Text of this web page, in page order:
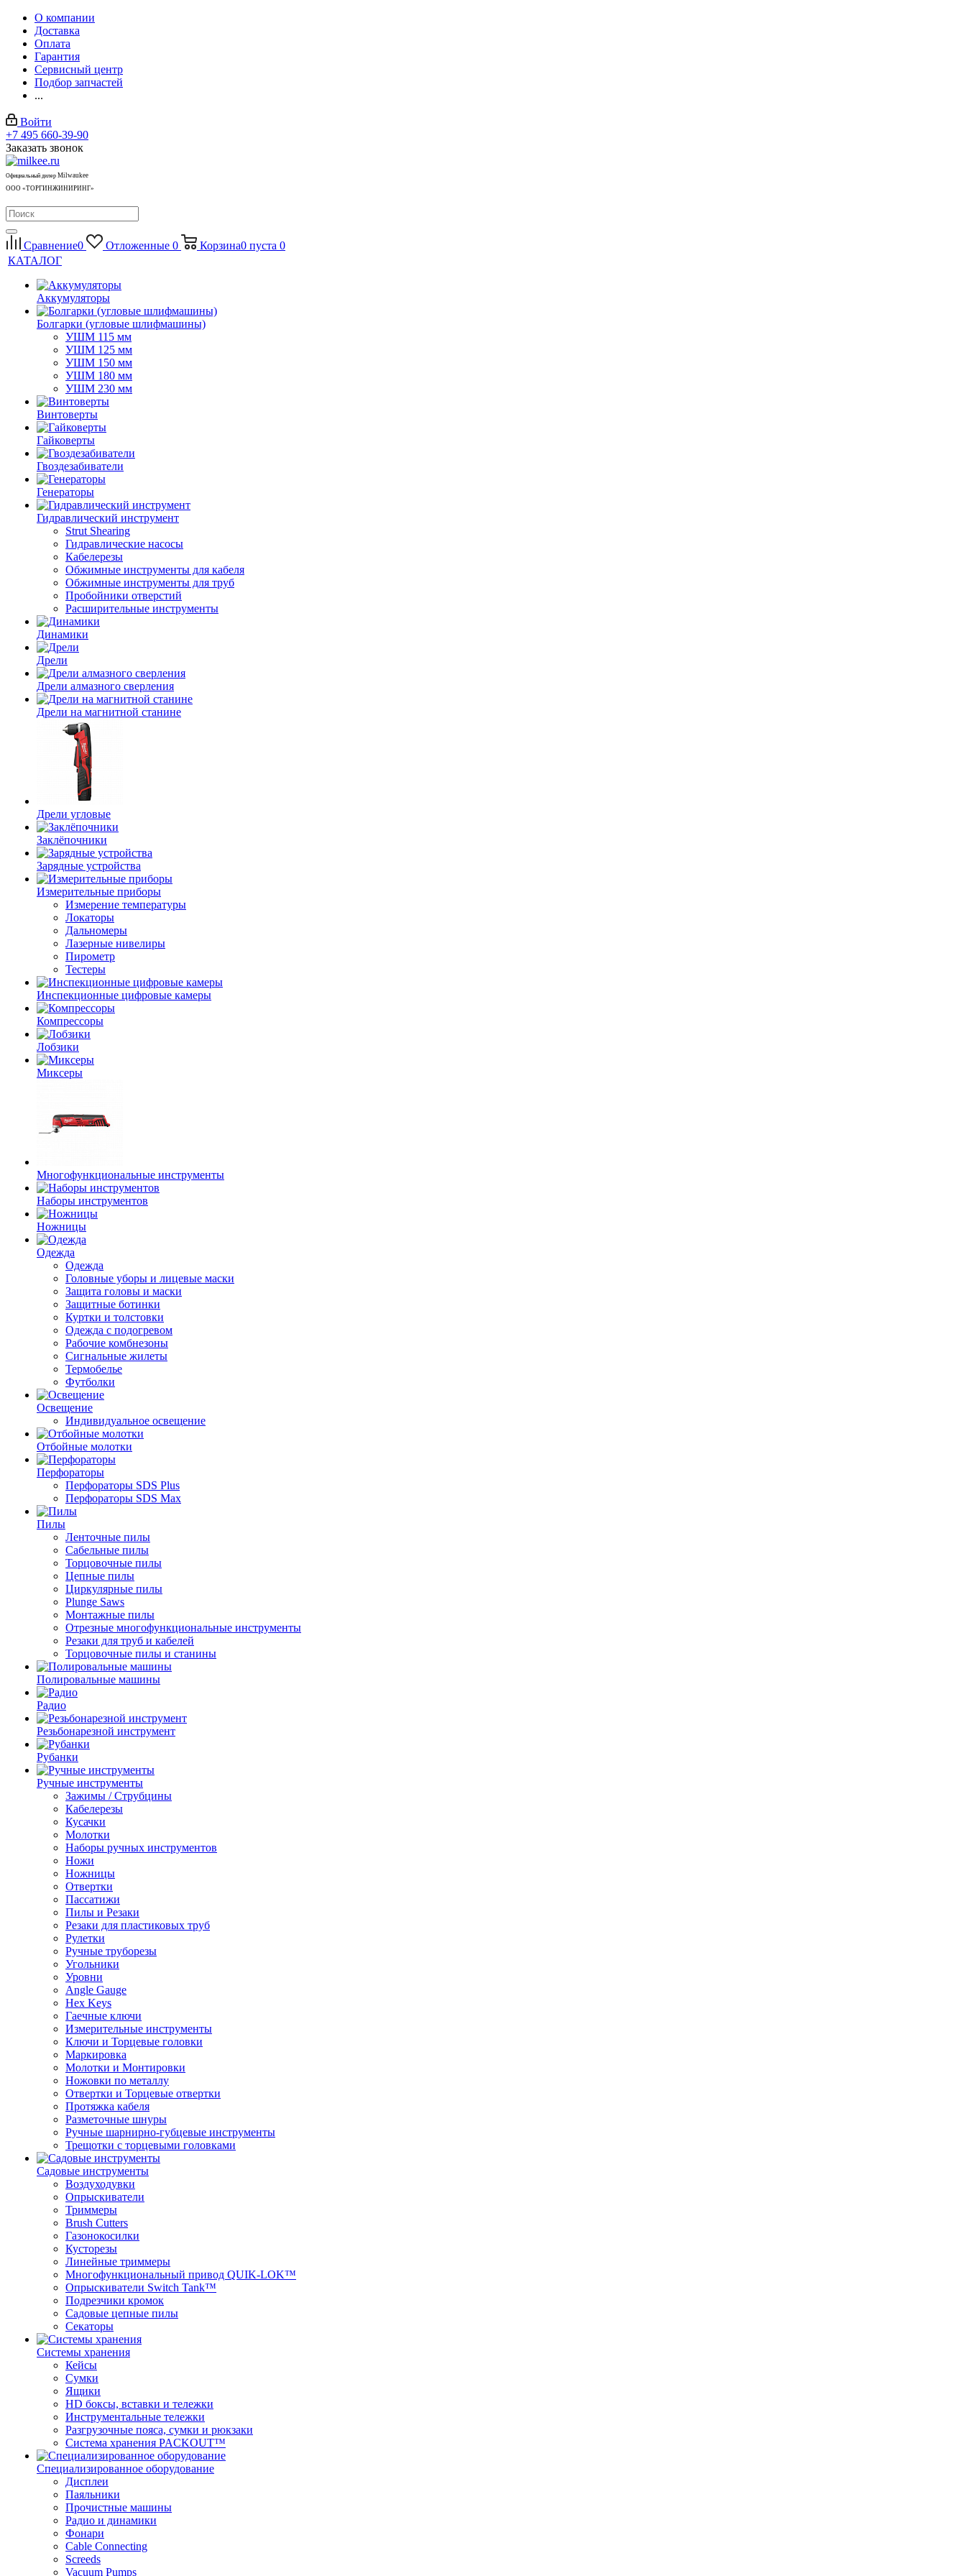
О компании
Доставка
Оплата
Гарантия
Сервисный центр
Подбор запчастей
...
Войти
+7 495 660-39-90
Заказать звонок
Официальный дилер Milwaukee
ООО «ТОРГИНЖИНИРИНГ»
Сравнение0 Отложенные 0 Корзина0 пуста 0
КАТАЛОГ
Аккумуляторы
Болгарки (угловые шлифмашины)
УШМ 115 мм
УШМ 125 мм
УШМ 150 мм
УШМ 180 мм
УШМ 230 мм
Винтоверты
Гайковерты
Гвоздезабиватели
Генераторы
Гидравлический инструмент
Strut Shearing
Гидравлические насосы
Кабелерезы
Обжимные инструменты для кабеля
Обжимные инструменты для труб
Пробойники отверстий
Расширительные инструменты
Динамики
Дрели
Дрели алмазного сверления
Дрели на магнитной станине
Дрели угловые
Заклёпочники
Зарядные устройства
Измерительные приборы
Измерение температуры
Локаторы
Дальномеры
Лазерные нивелиры
Пирометр
Тестеры
Инспекционные цифровые камеры
Компрессоры
Лобзики
Миксеры
Многофункциональные инструменты
Наборы инструментов
Ножницы
Одежда
Одежда
Головные уборы и лицевые маски
Защита головы и маски
Защитные ботинки
Куртки и толстовки
Одежда с подогревом
Рабочие комбнезоны
Сигнальные жилеты
Термобелье
Футболки
Освещение
Индивидуальное освещение
Отбойные молотки
Перфораторы
Перфораторы SDS Plus
Перфораторы SDS Max
Пилы
Ленточные пилы
Сабельные пилы
Торцовочные пилы
Цепные пилы
Циркулярные пилы
Plunge Saws
Монтажные пилы
Отрезные многофункциональные инструменты
Резаки для труб и кабелей
Торцовочные пилы и станины
Полировальные машины
Радио
Резьбонарезной инструмент
Рубанки
Ручные инструменты
Зажимы / Струбцины
Кабелерезы
Кусачки
Молотки
Наборы ручных инструментов
Ножи
Ножницы
Отвертки
Пассатижи
Пилы и Резаки
Резаки для пластиковых труб
Рулетки
Ручные труборезы
Угольники
Уровни
Angle Gauge
Hex Keys
Гаечные ключи
Измерительные инструменты
Ключи и Торцевые головки
Маркировка
Молотки и Монтировки
Ножовки по металлу
Отвертки и Торцевые отвертки
Протяжка кабеля
Разметочные шнуры
Ручные шарнирно-губцевые инструменты
Трещотки с торцевыми головками
Садовые инструменты
Воздуходувки
Опрыскиватели
Триммеры
Brush Cutters
Газонокосилки
Кусторезы
Линейные триммеры
Многофункциональный привод QUIK-LOK™
Опрыскиватели Switch Tank™
Подрезчики кромок
Садовые цепные пилы
Секаторы
Системы хранения
Кейсы
Сумки
Ящики
HD боксы, вставки и тележки
Инструментальные тележки
Разгрузочные пояса, сумки и рюкзаки
Система хранения PACKOUT™
Специализированное оборудование
Дисплеи
Паяльники
Прочистные машины
Радио и динамики
Фонари
Cable Connecting
Screeds
Vacuum Pumps